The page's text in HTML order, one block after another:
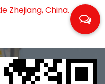
Zhejiang, China.